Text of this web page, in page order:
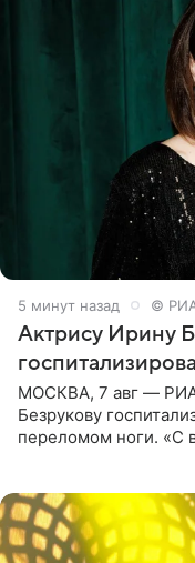
5 минут назад ©
Актрису Ирину
МОСКВА, 7 авг — РИА
Безрукову
переломом ноги. «С